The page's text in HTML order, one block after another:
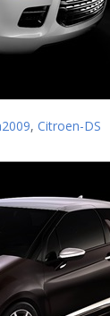
, Citroen-DS